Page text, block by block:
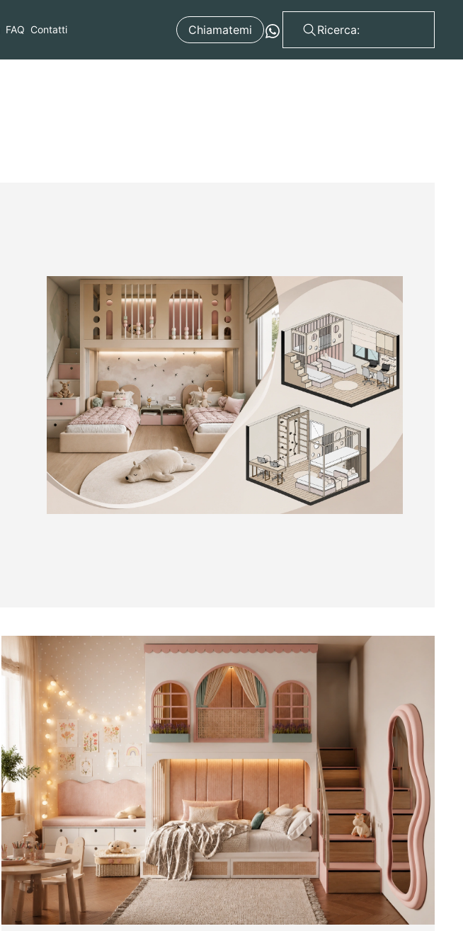
FAQ Contatti Chiamatemi